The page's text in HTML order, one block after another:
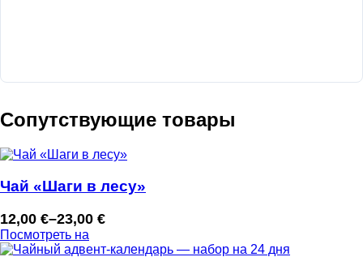
Сопутствующие товары
Чай «Шаги в лесу»
12,00 €–23,00 €
Диапазон
цен:
Посмотреть на